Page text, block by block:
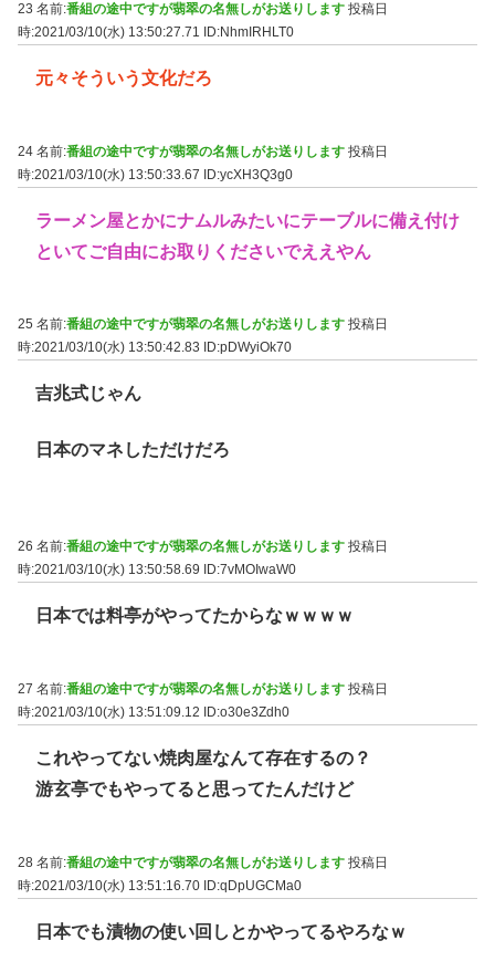
23 名前:番組の途中ですが翡翠の名無しがお送りします 投稿日
時:2021/03/10(水) 13:50:27.71
ID:NhmIRHLT0
元々そういう文化だろ
24 名前:番組の途中ですが翡翠の名無しがお送りします 投稿日
時:2021/03/10(水) 13:50:33.67 ID:ycXH3Q3g0
ラーメン屋とかにナムルみたいにテーブルに備え付け
といてご自由にお取りくださいでええやん
25 名前:番組の途中ですが翡翠の名無しがお送りします 投稿日
時:2021/03/10(水) 13:50:42.83
ID:pDWyiOk70
吉兆式じゃん
日本のマネしただけだろ
26 名前:番組の途中ですが翡翠の名無しがお送りします 投稿日
時:2021/03/10(水) 13:50:58.69
ID:7vMOIwaW0
日本では料亭がやってたからなｗｗｗｗ
27 名前:番組の途中ですが翡翠の名無しがお送りします 投稿日
時:2021/03/10(水) 13:51:09.12
ID:o30e3Zdh0
これやってない焼肉屋なんて存在するの？
游玄亭でもやってると思ってたんだけど
28 名前:番組の途中ですが翡翠の名無しがお送りします 投稿日
時:2021/03/10(水) 13:51:16.70 ID:qDpUGCMa0
日本でも漬物の使い回しとかやってるやろなｗ